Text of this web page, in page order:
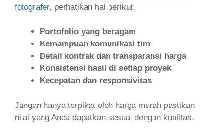
fotografer, perhatikan hal berikut:
Portofolio yang beragam
Kemampuan komunikasi tim
Detail kontrak dan transparansi harga
Konsistensi hasil di setiap proyek
Kecepatan dan responsivitas
Jangan hanya terpikat oleh harga murah pastikan
nilai yang Anda dapatkan sesuai dengan kualitas.